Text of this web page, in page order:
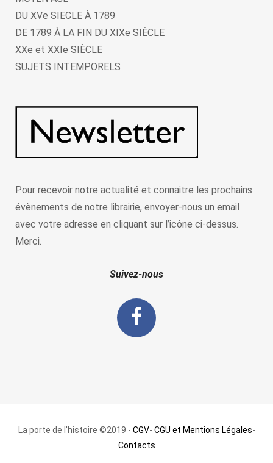
DU XVe SIECLE À 1789
DE 1789 À LA FIN DU XIXe SIÈCLE
XXe et XXIe SIÈCLE
SUJETS INTEMPORELS
Pour recevoir notre actualité et connaitre les prochains
évènements de notre librairie, envoyer-nous un email
avec votre adresse en cliquant sur l’icône ci-dessus.
Merci.
Suivez-nous
La porte de l'histoire ©2019 - CGV- CGU et Mentions Légales-
Contacts